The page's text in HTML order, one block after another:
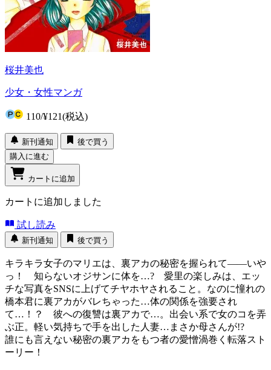
桜井美也
少女・女性マンガ
110/¥121(税込)
新刊通知
後で買う
購入に進む
カートに追加
カートに追加しました
試し読み
新刊通知 後で買う
キラキラ女子のマリエは、裏アカの秘密を握られて――いや
っ！ 知らないオジサンに体を…? 愛里の楽しみは、エッ
チな写真をSNSに上げてチヤホヤされること。なのに憧れの
橋本君に裏アカがバレちゃった…体の関係を強要され
て…！？ 彼への復讐は裏アカで…。出会い系で女のコを弄
ぶ正。軽い気持ちで手を出した人妻…まさか母さんが!?
誰にも言えない秘密の裏アカをもつ者の愛憎渦巻く転落スト
ーリー！